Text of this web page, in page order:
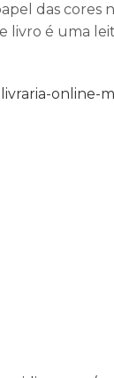
das cores
livro é uma
online-